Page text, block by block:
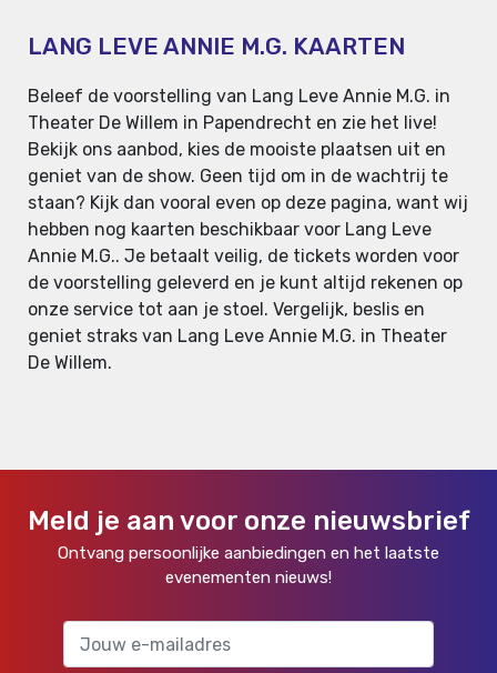
LANG LEVE ANNIE M.G. KAARTEN
Beleef de voorstelling van Lang Leve Annie M.G. in
Theater De Willem in Papendrecht en zie het live!
Bekijk ons aanbod, kies de mooiste plaatsen uit en
geniet van de show. Geen tijd om in de wachtrij te
staan? Kijk dan vooral even op deze pagina, want wij
hebben nog kaarten beschikbaar voor Lang Leve
Annie M.G.. Je betaalt veilig, de tickets worden voor
de voorstelling geleverd en je kunt altijd rekenen op
onze service tot aan je stoel. Vergelijk, beslis en
geniet straks van Lang Leve Annie M.G. in Theater
De Willem.
Meld je aan voor onze nieuwsbrief
Ontvang persoonlijke aanbiedingen en het laatste
evenementen nieuws!